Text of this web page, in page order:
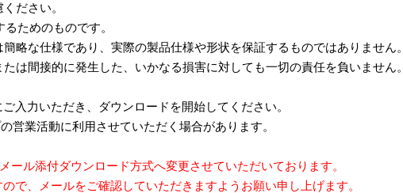
ださい。
ためのものです。
略な仕様であり、実際の製品仕様や形状を保証するものではありません。
は間接的に発生した、いかなる損害に対しても一切の責任を負いません。
入力いただき、ダウンロードを開始してください。
営業活動に利用させていただく場合があります。
ール添付ダウンロード方式へ変更させていただいております。
で、メールをご確認していただきますようお願い申し上げます。